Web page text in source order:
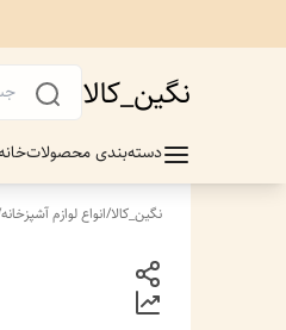
نگین_کالا
دسته‌بندی محصولات
نگین_کالا/انواع لوازم آشپزخانه